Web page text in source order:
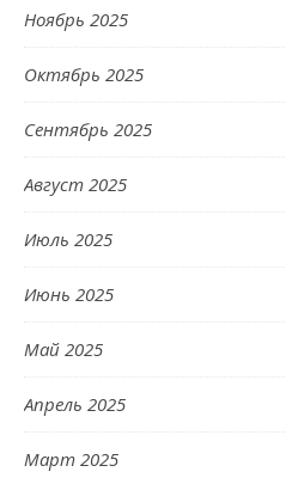
Ноябрь 2025
Октябрь 2025
Сентябрь 2025
Август 2025
Июль 2025
Июнь 2025
Май 2025
Апрель 2025
Март 2025